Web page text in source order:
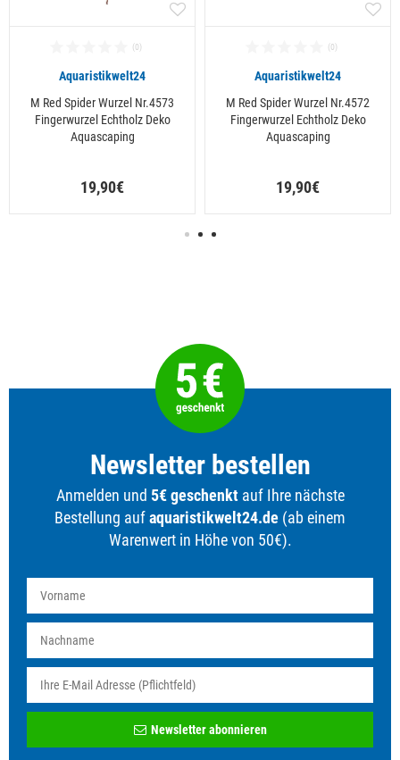
Aquaristikwelt24
M Red Spider Wurzel Nr.4573
Fingerwurzel Echtholz Deko
Aquascaping
19,90€
Aquaristikwelt24
M Red Spider Wurzel Nr.4572
Fingerwurzel Echtholz Deko
Aquascaping
19,90€
Newsletter bestellen
Anmelden und 5€ geschenktauf Ihre nächste
Bestellung aufaquaristikwelt24.de (ab einem
Warenwert in Höhe von 50€).
Honig
Newsletter abonnieren